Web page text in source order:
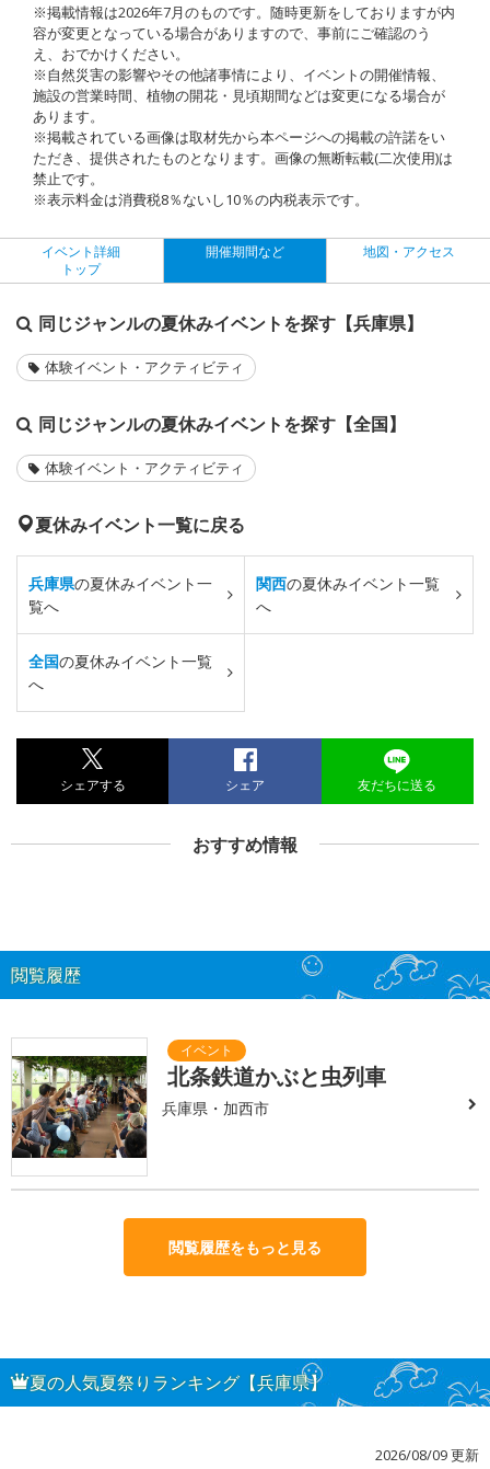
※掲載情報は2026年7月のものです。随時更新をしておりますが内
容が変更となっている場合がありますので、事前にご確認のう
え、おでかけください。
※自然災害の影響やその他諸事情により、イベントの開催情報、
施設の営業時間、植物の開花・見頃期間などは変更になる場合が
あります。
※掲載されている画像は取材先から本ページへの掲載の許諾をい
ただき、提供されたものとなります。画像の無断転載(二次使用)は
禁止です。
※表示料金は消費税8％ないし10％の内税表示です。
イベント詳細
トップ
開催期間など 地図・アクセス
同じジャンルの夏休みイベントを探す【兵庫県】
体験イベント・アクティビティ
同じジャンルの夏休みイベントを探す【全国】
体験イベント・アクティビティ
夏休みイベント一覧に戻る
兵庫県の夏休みイベント一
覧へ
関西の夏休みイベント一覧
へ
全国の夏休みイベント一覧
へ
シェアする シェア 友だちに送る
おすすめ情報
閲覧履歴
北条鉄道かぶと虫列車
兵庫県・加西市
閲覧履歴をもっと見る
夏の人気夏祭りランキング【兵庫県】
2026/08/09 更新